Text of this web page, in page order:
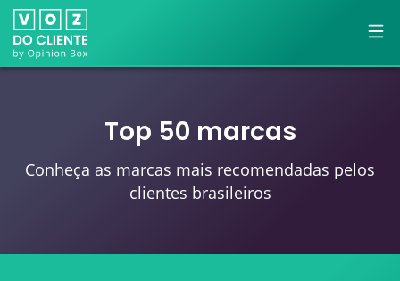
Top 50 marcas
Conheça as marcas mais recomendadas pelos
clientes brasileiros